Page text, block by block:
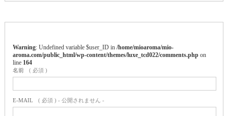
Warning : Undefined variable $user_ID in /home/mioaroma/mio-
aroma.com/public_html/wp-content/themes/luxe_tcd022/comments.phpon
line 164
名前 ( 必須 )
E-MAIL ( 必須 ) - 公開されません -